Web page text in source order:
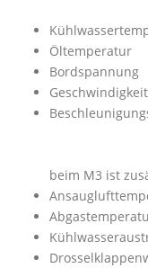
Öltemperatur
Bordspannung
beim M3 ist